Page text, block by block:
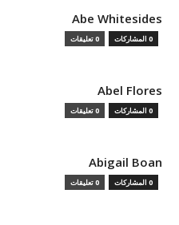
Abe Whitesides
0 المشاركات 0 تعليقات
Abel Flores
0 المشاركات 0 تعليقات
Abigail Boan
0 المشاركات 0 تعليقات